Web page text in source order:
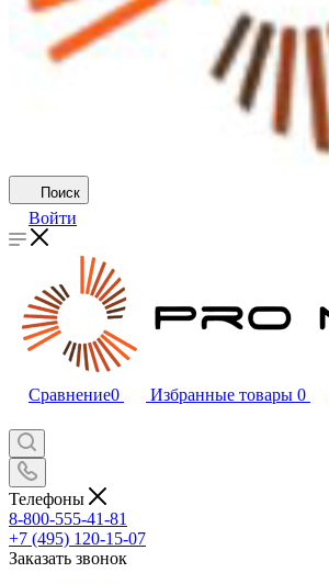
Поиск
Войти
Сравнение0 Избранные товары 0
Телефоны
8-800-555-41-81
+7 (495) 120-15-07
Заказать звонок